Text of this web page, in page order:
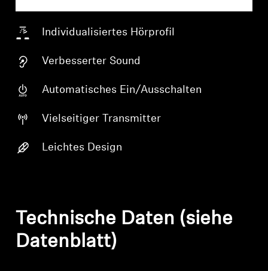
Individualisiertes Hörprofil
Verbesserter Sound
Automatisches Ein/Ausschalten
Vielseitiger Transmitter
Leichtes Design
Technische Daten (siehe
Datenblatt)